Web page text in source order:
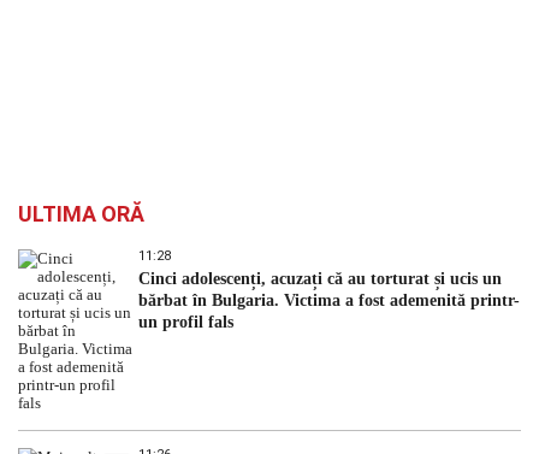
ULTIMA ORĂ
11:28
Cinci adolescenți, acuzați că au torturat și ucis un
bărbat în Bulgaria. Victima a fost ademenită printr-
un profil fals